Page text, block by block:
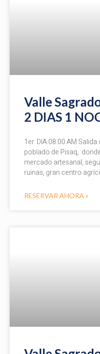
Valle
2 DIAS 1
1er. DIA 08.00 AM
poblado de Pisaq,
mercado artesanal,
ruinas, gran centro
RESERVAR AHORA »